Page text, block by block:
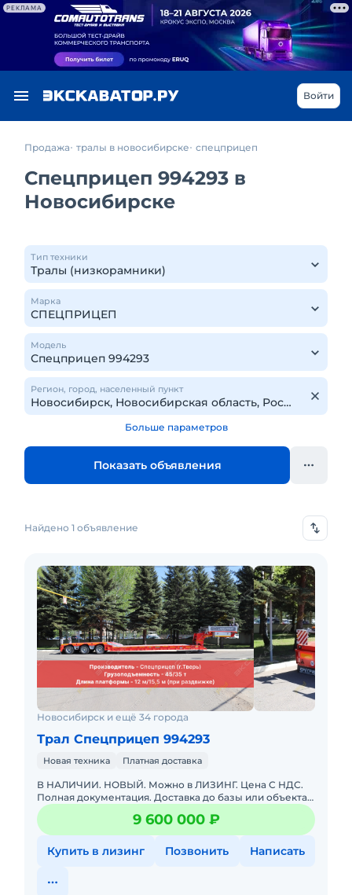
РЕКЛАМА
Войти
Продажа тралы в новосибирске спецприцеп
Спецприцеп 994293 в
Новосибирске
Тип техники
Марка
Модель
Регион, город, населенный пункт
Больше параметров
Показать объявления
Найдено 1 объявление
Новосибирск и ещё 34 города
Трал Спецприцеп 994293
Новая техника Платная доставка
В НАЛИЧИИ. НОВЫЙ. Можно в ЛИЗИНГ. Цена С НДС.
Полная документация. Доставка до базы или объекта.
ООО "МирСпецТехники" является мультибрендовым
официальным дилер9 600 000 ₽
Купить в лизинг Позвонить Написать